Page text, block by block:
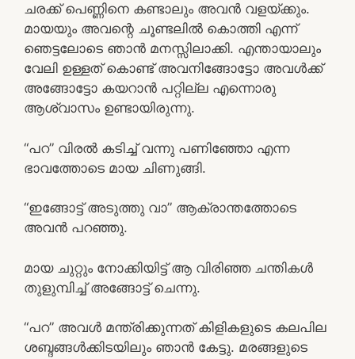
ചരക്ക് പെണ്ണിനെ കണ്ടാലും അവന്‍ വളയ്ക്കും.
മായയും അവന്റെ ചൂണ്ടലില്‍ കൊത്തി എന്ന്
ഞെട്ടലോടെ ഞാന്‍ മനസ്സിലാക്കി. എന്തായാലും
വേലി ഉള്ളത് കൊണ്ട് അവനിങ്ങോട്ടോ അവള്‍ക്ക്
അങ്ങോട്ടോ കയറാന്‍ പറ്റില്ല എന്നൊരു
ആശ്വാസം ഉണ്ടായിരുന്നു.
“പറ” വിരല്‍ കടിച്ച് വന്നു പണിഞ്ഞോ എന്ന
ഭാവത്തോടെ മായ ചിണുങ്ങി.
“ഇങ്ങോട്ട് അടുത്തു വാ” ആക്രാന്തത്തോടെ
അവന്‍ പറഞ്ഞു.
മായ ചുറ്റും നോക്കിയിട്ട് ആ വിരിഞ്ഞ ചന്തികള്‍
തുളുമ്പിച്ച് അങ്ങോട്ട്‌ ചെന്നു.
“പറ” അവള്‍ മന്ത്രിക്കുന്നത് കിളികളുടെ കലപില
ശബ്ദങ്ങള്‍ക്കിടയിലും ഞാന്‍ കേട്ടു. മരങ്ങളുടെ